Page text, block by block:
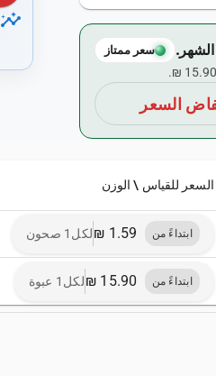
سعر ممتاز
السعر
insights
السعر للقياس \ الوزن
ابتداءً من لكل1 صحون
ابتداءً من لكل1 عبوة